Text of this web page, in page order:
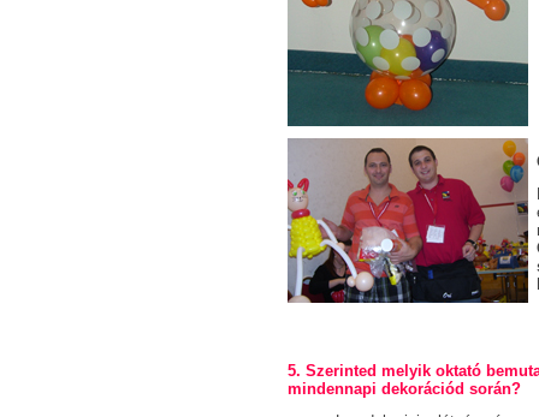
5. Szerinted melyik oktató
mindennapi dekorációd során?